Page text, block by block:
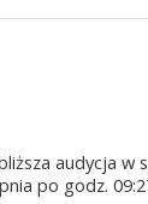
audycja w
po godz.